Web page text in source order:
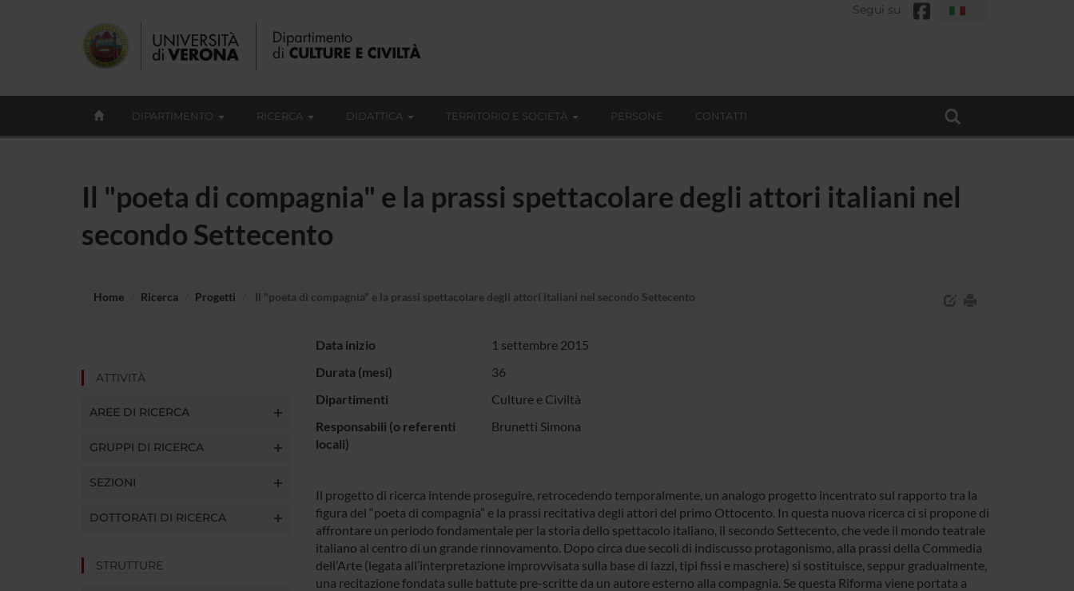
Segui su
DIPARTIMENTO RICERCA DIDATTICA TERRITORIO E SOCIETÀ PERSONE CONTATTI
Il "poeta di compagnia" e la prassi spettacolare degli attori italiani nel
secondo Settecento
Home Ricerca Progetti Il "poeta di compagnia" e la prassi spettacolare degli attori italiani nel secondo Settecento
ATTIVITÀ
AREE DI RICERCA
GRUPPI DI RICERCA
SEZIONI
DOTTORATI DI RICERCA
STRUTTURE
Data inizio
1 settembre 2015
Durata (mesi)
36
Dipartimenti
Culture e Civiltà
Responsabili (o referenti
locali)
Brunetti Simona
Il progetto di ricerca intende proseguire, retrocedendo temporalmente, un analogo progetto incentrato sul rapporto tra la
figura del “poeta di compagnia” e la prassi recitativa degli attori del primo Ottocento. In questa nuova ricerca ci si propone di
affrontare un periodo fondamentale per la storia dello spettacolo italiano, il secondo Settecento, che vede il mondo teatrale
italiano al centro di un grande rinnovamento. Dopo circa due secoli di indiscusso protagonismo, alla prassi della Commedia
dell’Arte (legata all’interpretazione improvvisata sulla base di lazzi, tipi fissi e maschere) si sostituisce, seppur gradualmente,
una recitazione fondata sulle battute pre-scritte da un autore esterno alla compagnia. Se questa Riforma viene portata a